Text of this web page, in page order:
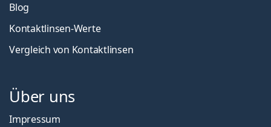
Blog
Kontaktlinsen-Werte
Vergleich von Kontaktlinsen
Über uns
Impressum